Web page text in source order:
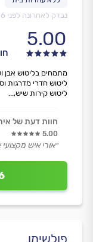
נבדק לאחרונה לפני 6 ימים
5.00
מתמחים בליטוש אבן
ליטוש חדרי מדרגות
ליטוש קירות שיש,...
חוות דעת של
5.00
״אורי איש
פולשימן